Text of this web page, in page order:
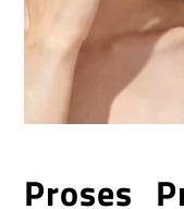
Proses